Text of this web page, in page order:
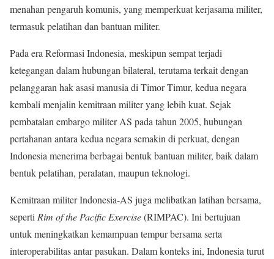
menahan pengaruh komunis, yang memperkuat kerjasama militer,
termasuk pelatihan dan bantuan militer.
Pada era Reformasi Indonesia, meskipun sempat terjadi
ketegangan dalam hubungan bilateral, terutama terkait dengan
pelanggaran hak asasi manusia di Timor Timur, kedua negara
kembali menjalin kemitraan militer yang lebih kuat. Sejak
pembatalan embargo militer AS pada tahun 2005, hubungan
pertahanan antara kedua negara semakin di perkuat, dengan
Indonesia menerima berbagai bentuk bantuan militer, baik dalam
bentuk pelatihan, peralatan, maupun teknologi.
Kemitraan militer Indonesia-AS juga melibatkan latihan bersama,
sepertiRim of the Pacific Exercise(RIMPAC). Ini bertujuan
untuk meningkatkan kemampuan tempur bersama serta
interoperabilitas antar pasukan. Dalam konteks ini, Indonesia turut